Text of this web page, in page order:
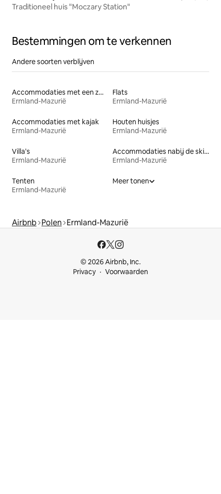
Traditioneel huis "Moczary Station"
Bestemmingen om te verkennen
Andere soorten verblijven
Accommodaties met een zwembad
Ermland-Mazurië
Flats
Ermland-Mazurië
Accommodaties met kajak
Ermland-Mazurië
Houten huisjes
Ermland-Mazurië
Villa's
Ermland-Mazurië
Accommodaties nabij de skipiste
Ermland-Mazurië
Tenten
Ermland-Mazurië
Meer tonen
Airbnb Polen Ermland-Mazurië
© 2026 Airbnb, Inc.
Privacy
Voorwaarden